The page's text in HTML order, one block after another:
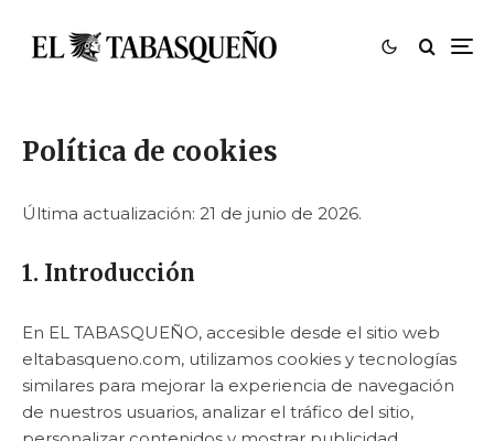
Política de cookies
Última actualización: 21 de junio de 2026.
1. Introducción
En EL TABASQUEÑO, accesible desde el sitio web
eltabasqueno.com, utilizamos cookies y tecnologías
similares para mejorar la experiencia de navegación
de nuestros usuarios, analizar el tráfico del sitio,